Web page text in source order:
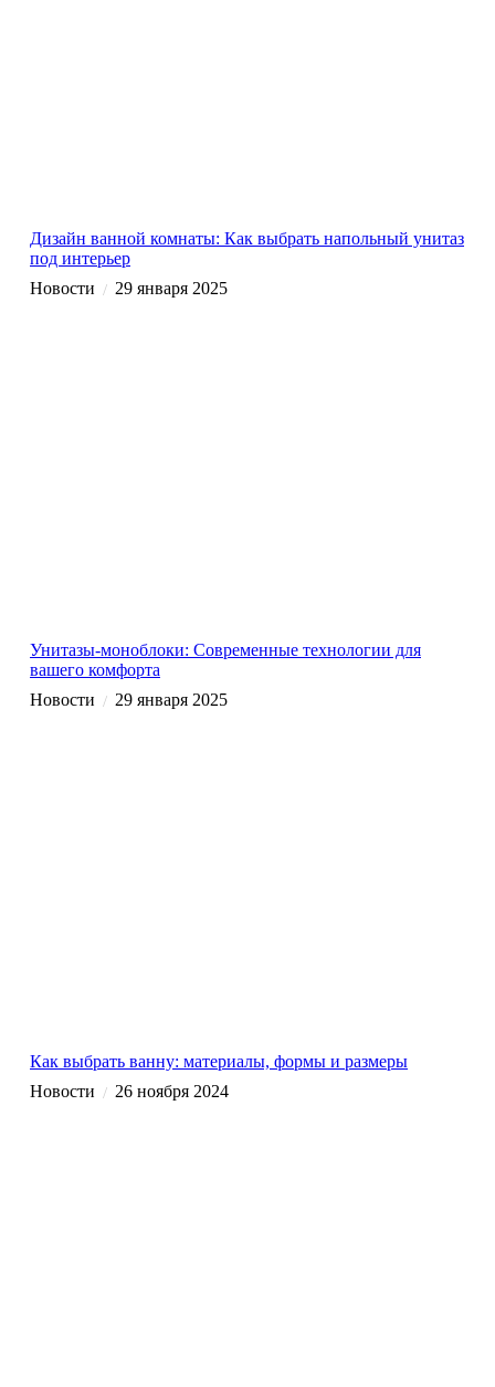
Дизайн ванной комнаты: Как выбрать напольный унитаз
под интерьер
Новости / 29 января 2025
Унитазы-моноблоки: Современные технологии для
вашего комфорта
Новости / 29 января 2025
Как выбрать ванну: материалы, формы и размеры
Новости / 26 ноября 2024